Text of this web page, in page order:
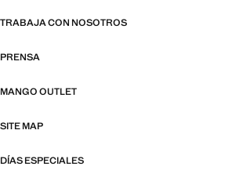
TRABAJA CON NOSOTROS
PRENSA
MANGO OUTLET
SITE MAP
DÍAS ESPECIALES